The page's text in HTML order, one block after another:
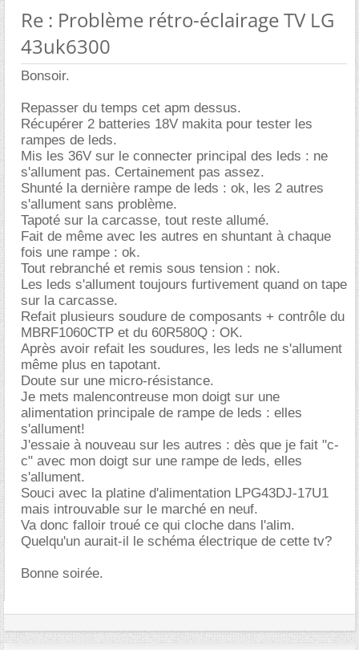
Re : Problème rétro-éclairage TV LG
43uk6300
Bonsoir.
Repasser du temps cet apm dessus.
Récupérer 2 batteries 18V makita pour tester les
rampes de leds.
Mis les 36V sur le connecter principal des leds : ne
s'allument pas. Certainement pas assez.
Shunté la dernière rampe de leds : ok, les 2 autres
s'allument sans problème.
Tapoté sur la carcasse, tout reste allumé.
Fait de même avec les autres en shuntant à chaque
fois une rampe : ok.
Tout rebranché et remis sous tension : nok.
Les leds s'allument toujours furtivement quand on tape
sur la carcasse.
Refait plusieurs soudure de composants + contrôle du
MBRF1060CTP et du 60R580Q : OK.
Après avoir refait les soudures, les leds ne s'allument
même plus en tapotant.
Doute sur une micro-résistance.
Je mets malencontreuse mon doigt sur une
alimentation principale de rampe de leds : elles
s'allument!
J'essaie à nouveau sur les autres : dès que je fait "c-
c" avec mon doigt sur une rampe de leds, elles
s'allument.
Souci avec la platine d'alimentation LPG43DJ-17U1
mais introuvable sur le marché en neuf.
Va donc falloir troué ce qui cloche dans l'alim.
Quelqu'un aurait-il le schéma électrique de cette tv?
Bonne soirée.